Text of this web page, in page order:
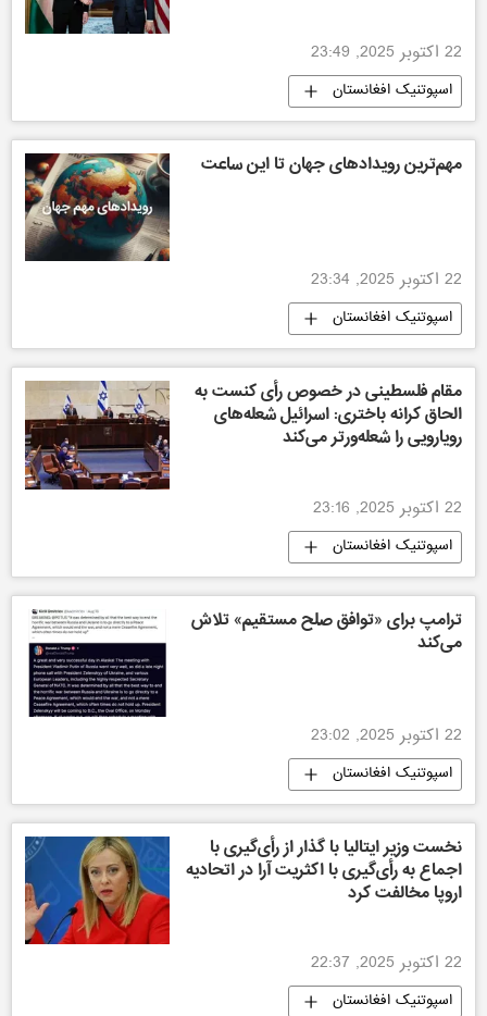
22 اکتوبر 2025, 23:49
اسپوتنیک افغانستان
مهم‌ترین رویدادهای جهان تا این ساعت
22 اکتوبر 2025, 23:34
اسپوتنیک افغانستان
مقام فلسطینی در خصوص رأی کنست به
الحاق کرانه باختری: اسرائیل شعله‌های
رویارویی را شعله‌ورتر می‌کند
22 اکتوبر 2025, 23:16
اسپوتنیک افغانستان
ترامپ برای «توافق صلح مستقیم» تلاش
می‌کند
22 اکتوبر 2025, 23:02
اسپوتنیک افغانستان
نخست وزیر ایتالیا با گذار از رأی‌گیری با
اجماع به رأی‌گیری با اکثریت آرا در اتحادیه
اروپا مخالفت کرد
22 اکتوبر 2025, 22:37
اسپوتنیک افغانستان